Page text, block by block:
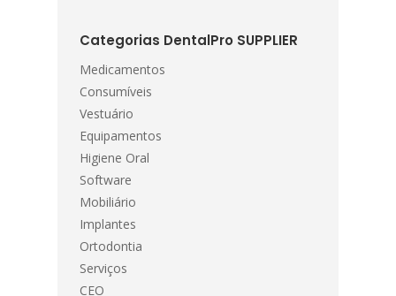
Categorias DentalPro SUPPLIER
Medicamentos
Consumíveis
Vestuário
Equipamentos
Higiene Oral
Software
Mobiliário
Implantes
Ortodontia
Serviços
CEO